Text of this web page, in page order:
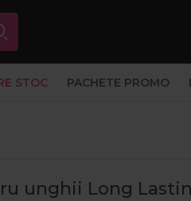
STOC PACHETE PROMO
unghii Long